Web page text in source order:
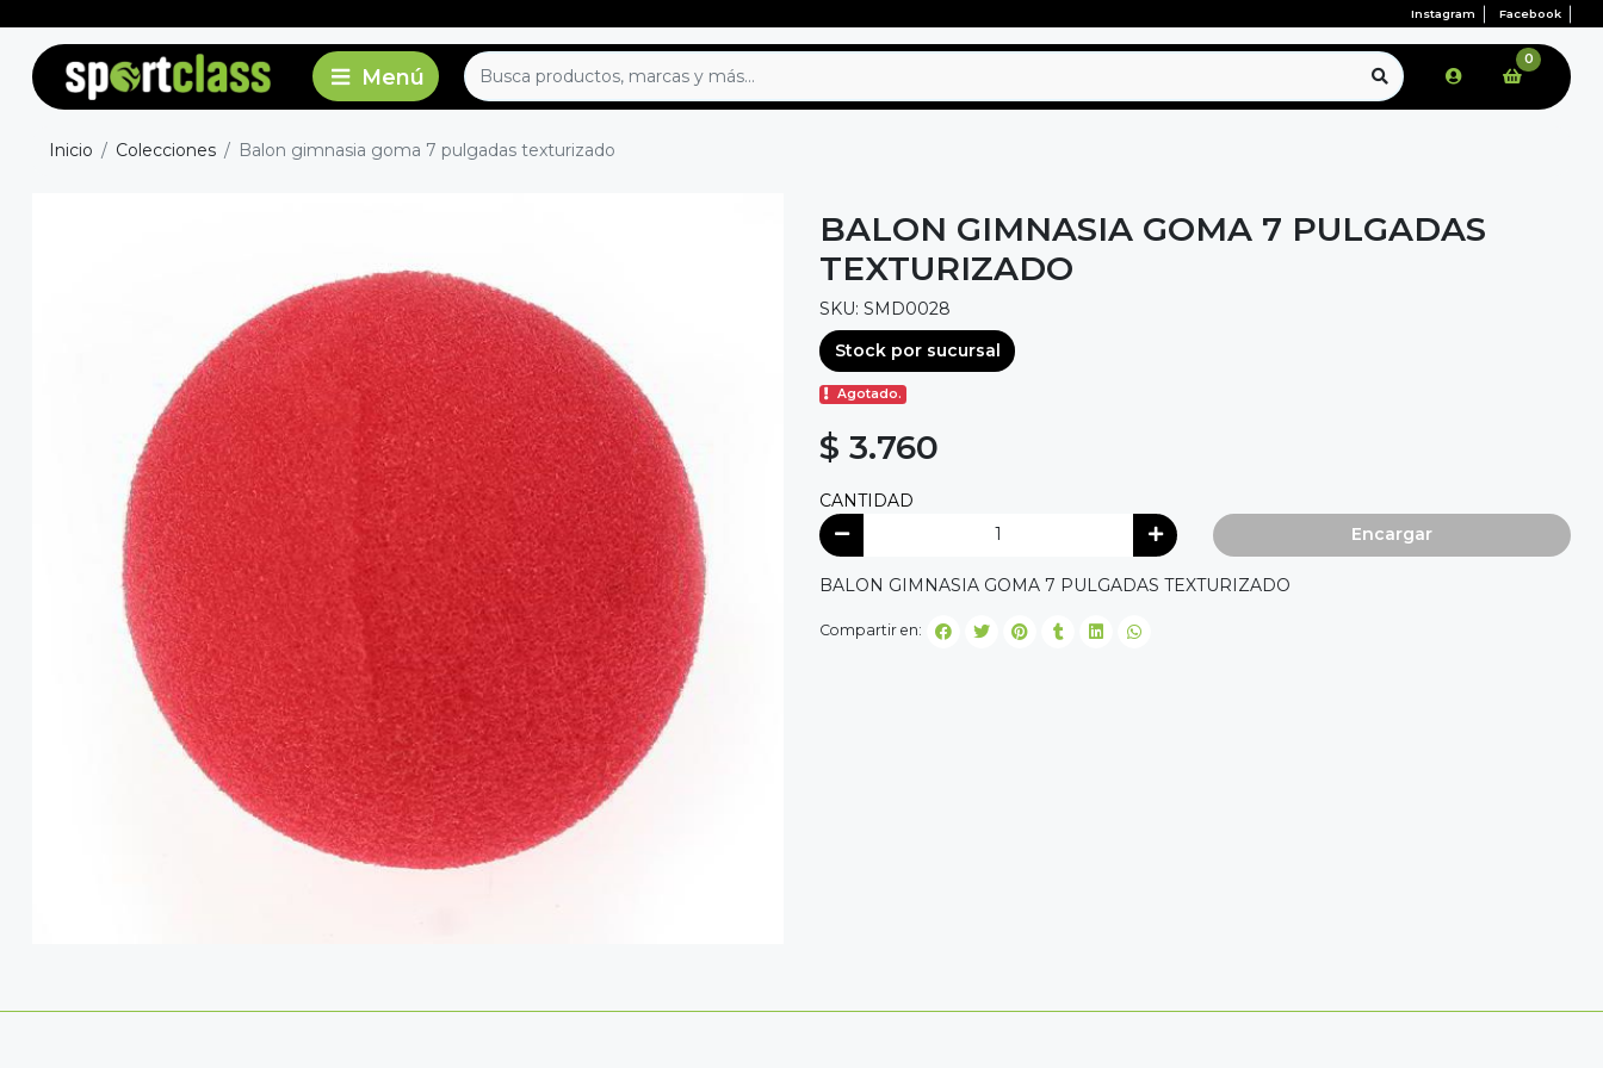
Instagram Facebook
0
Inicio Colecciones Balon gimnasia goma 7 pulgadas texturizado
BALON GIMNASIA GOMA 7 PULGADAS
TEXTURIZADO
SKU: SMD0028
Stock por sucursal
Agotado.
$ 3.760
CANTIDAD
Encargar
BALON GIMNASIA GOMA 7 PULGADAS TEXTURIZADO
Compartir en: